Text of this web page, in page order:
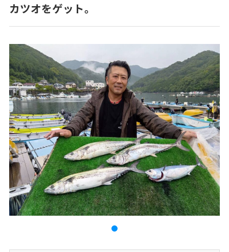
カツオをゲット。